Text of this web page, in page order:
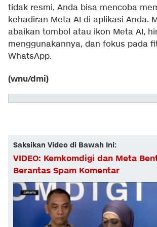
tidak resmi, Anda bisa mencoba
kehadiran Meta AI di aplikasi Anda.
abaikan tombol atau ikon Meta AI,
menggunakannya, dan fokus pada
WhatsApp.
(wnu/dmi)
Saksikan Video di Bawah Ini:
VIDEO: Kemkomdigi dan Meta
Berantas Spam Komentar